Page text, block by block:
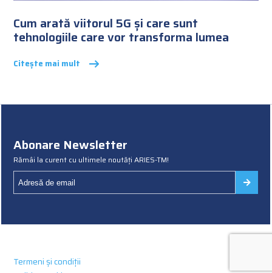
Cum arată viitorul 5G și care sunt
tehnologiile care vor transforma lumea
Citește mai mult
Termeni și condiții
Abonare Newsletter
Rămâi la curent cu ultimele noutăți ARIES-TM!